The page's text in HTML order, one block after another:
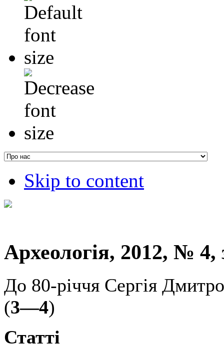
Skip to content
Археологія, 2012, № 4,
До 80-річчя Сергія
(3—4)
Статті